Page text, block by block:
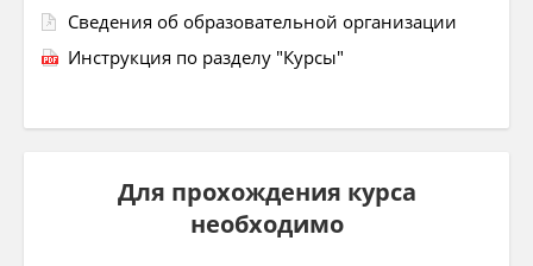
Сведения об образовательной организации
Инструкция по разделу "Курсы"
Для прохождения курса
необходимо